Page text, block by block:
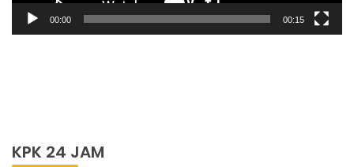
00:00 00:15
KPK 24 JAM